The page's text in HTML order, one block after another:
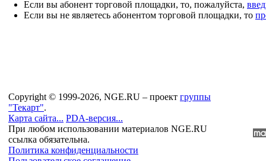
Если вы абонент торговой площадки, то, пожалуйста,
Если вы не являетесь абонентом торговой площадки, то
Copyright © 1999-2026, NGE.RU – проект группы
"Текарт".
Карта сайта... PDA-версия...
При любом использовании материалов NGE.RU
ссылка обязательна.
Политика конфиденциальности